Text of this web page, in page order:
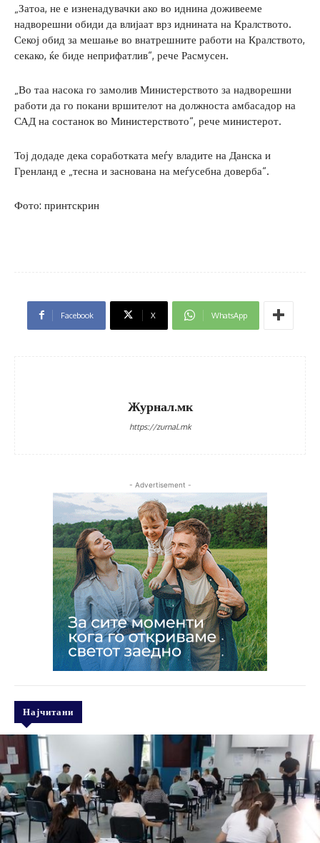
„Затоа, не е изненадувачки ако во иднина доживееме
надворешни обиди да влијаат врз иднината на Кралството.
Секој обид за мешање во внатрешните работи на Кралството,
секако, ќе биде неприфатлив“, рече Расмусен.
„Во таа насока го замолив Министерството за надворешни
работи да го покани вршителот на должноста амбасадор на
САД на состанок во Министерството“, рече министерот.
Тој додаде дека соработката меѓу владите на Данска и
Гренланд е „тесна и заснована на меѓусебна доверба“.
Фото: принтскрин
Facebook X WhatsApp
Журнал.мк
https://zurnal.mk
- Advertisement -
Најчитани